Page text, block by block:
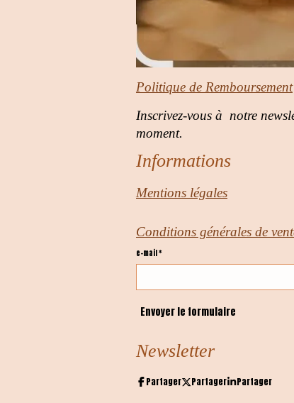
Politique de Remboursement
Inscrivez-vous à notre
moment.
Informations
Mentions légales
Conditions générales de
e-mail *
Envoyer le formulaire
Newsletter
Partager Partager Partager